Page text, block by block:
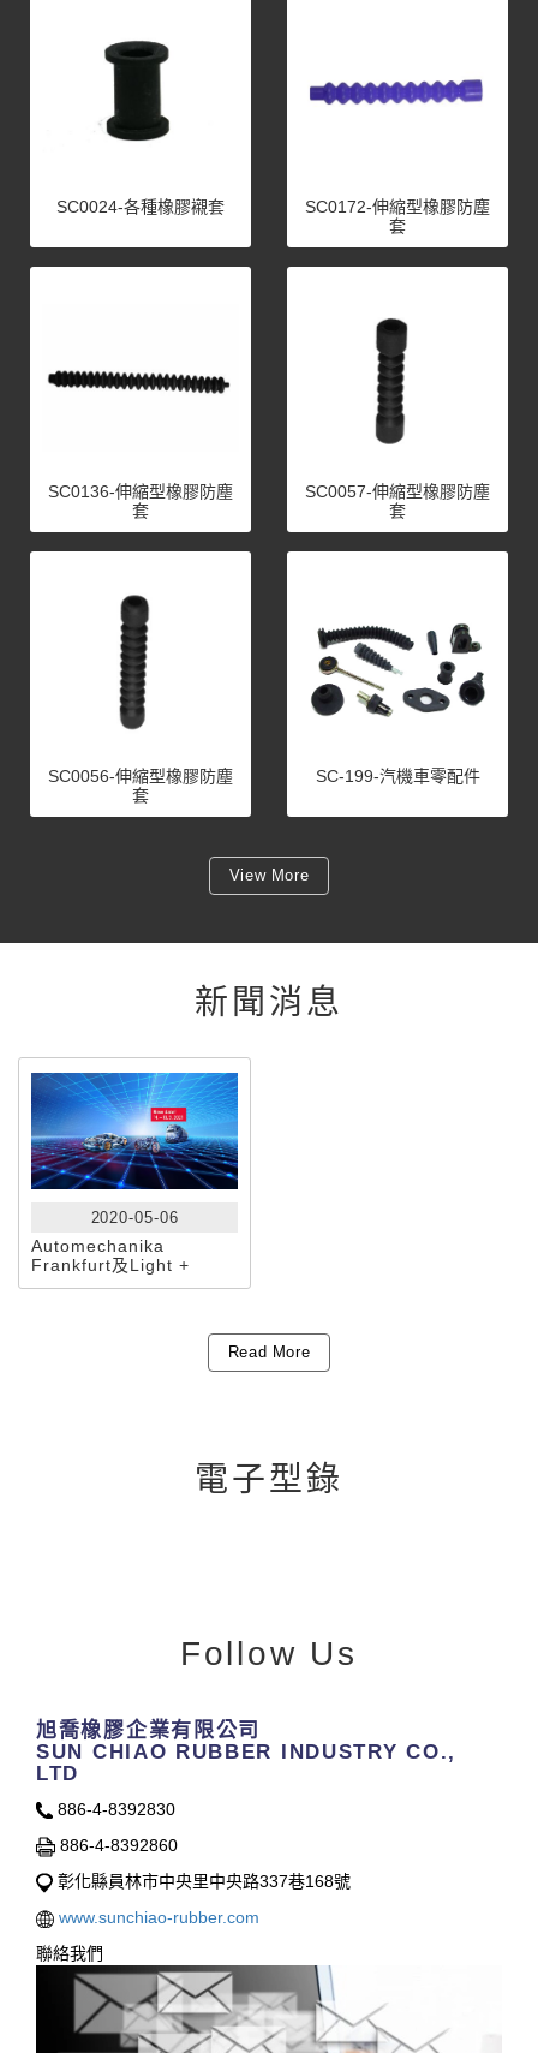
SC0024-各種橡膠襯套
SC0172-伸縮型橡膠防塵
套
SC0136-伸縮型橡膠防塵
套
SC0057-伸縮型橡膠防塵
套
SC0056-伸縮型橡膠防塵
套
SC-199-汽機車零配件
View More
新聞消息
2020-05-06
Automechanika
Frankfurt及Light +
Building展覽會宣布延期
Read More
電子型錄
Follow Us
旭喬橡膠企業有限公司
SUN CHIAO RUBBER INDUSTRY CO.,
LTD
886-4-8392830
886-4-8392860
彰化縣員林市中央里中央路337巷168號
www.sunchiao-rubber.com
聯絡我們